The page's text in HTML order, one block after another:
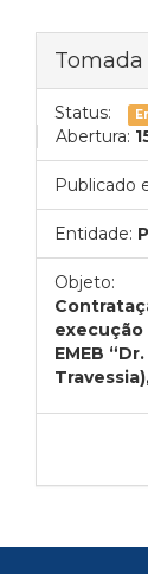
Tomada
Status:
Abertura:
Publicado
Entidade:
Objeto:
EMEB